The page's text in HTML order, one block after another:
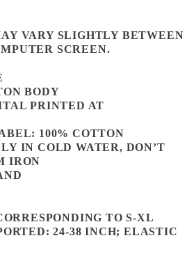
VARY SLIGHTLY BETWEEN
SCREEN.
BODY
PRINTED AT
100% COTTON
IN COLD WATER, DON’T
IRON
TO S-XL
24-38 INCH; ELASTIC